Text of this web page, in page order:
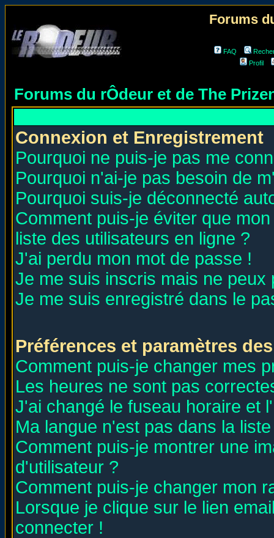
Forums
FAQ
Profil
Forums du rÔdeur et de The
Connexion et Enregistrement
Pourquoi ne puis-je pas me
Pourquoi n'ai-je pas besoin de
Pourquoi suis-je déconnecté
Comment puis-je éviter que
liste des utilisateurs en ligne ?
J'ai perdu mon mot de passe !
Je me suis inscris mais ne peux
Je me suis enregistré dans le
Préférences et paramètres
Comment puis-je changer mes
Les heures ne sont pas
J'ai changé le fuseau horaire et
Ma langue n'est pas dans la
Comment puis-je montrer une
d'utilisateur ?
Comment puis-je changer mon
Lorsque je clique sur le lien
connecter !